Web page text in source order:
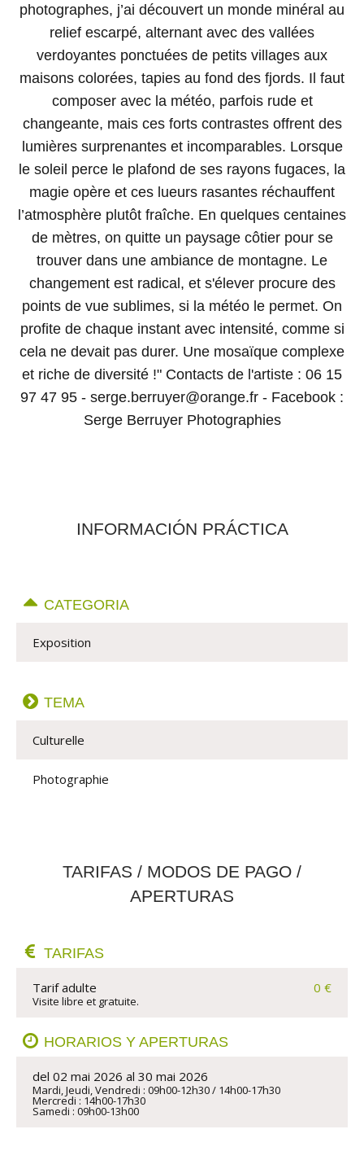
photographes, j’ai découvert un monde minéral au
relief escarpé, alternant avec des vallées
verdoyantes ponctuées de petits villages aux
maisons colorées, tapies au fond des fjords. Il faut
composer avec la météo, parfois rude et
changeante, mais ces forts contrastes offrent des
lumières surprenantes et incomparables. Lorsque
le soleil perce le plafond de ses rayons fugaces, la
magie opère et ces lueurs rasantes réchauffent
l’atmosphère plutôt fraîche. En quelques centaines
de mètres, on quitte un paysage côtier pour se
trouver dans une ambiance de montagne. Le
changement est radical, et s'élever procure des
points de vue sublimes, si la météo le permet. On
profite de chaque instant avec intensité, comme si
cela ne devait pas durer. Une mosaïque complexe
et riche de diversité !" Contacts de l'artiste : 06 15
97 47 95 - serge.berruyer@orange.fr - Facebook :
Serge Berruyer Photographies
INFORMACIÓN PRÁCTICA
CATEGORIA
Exposition
TEMA
Culturelle
Photographie
TARIFAS / MODOS DE PAGO /
APERTURAS
TARIFAS
Tarif adulte 0 €
Visite libre et gratuite.
HORARIOS Y APERTURAS
del 02 mai 2026 al 30 mai 2026
Mardi, Jeudi, Vendredi : 09h00-12h30 / 14h00-17h30
Mercredi : 14h00-17h30
Samedi : 09h00-13h00